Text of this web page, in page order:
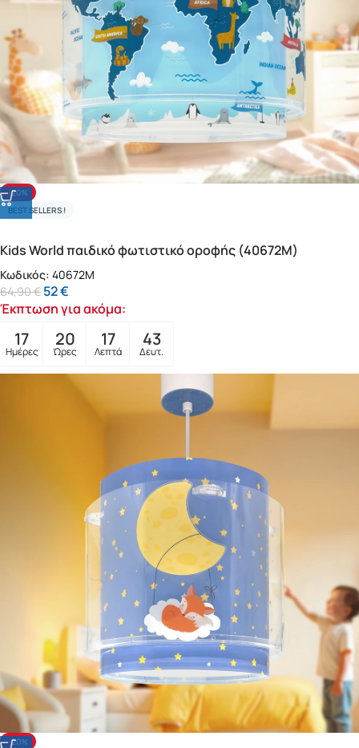
-20%
BEST SELLERS !
Kids World παιδικό φωτιστικό οροφής (40672M)
Κωδικός: 40672M
64,90€ 52€
Έκπτωση για ακόμα:
17
Ημέρες
20
Ώρες
17
Λεπτά
41
Δευτ.
-20%